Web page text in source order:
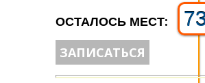
ОСТАЛОСЬ МЕСТ:
ЗАПИСАТЬСЯ